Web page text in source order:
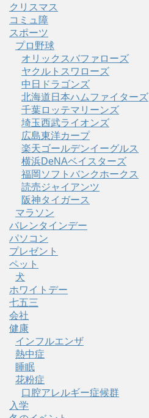
クリスマス
コミュ障
スポーツ
プロ野球
オリックスバファローズ
ヤクルトスワローズ
中日ドラゴンズ
北海道日本ハムファイターズ
千葉ロッテマリーンズ
埼玉西武ライオンズ
広島東洋カープ
楽天ゴールデンイーグルス
横浜DeNAベイスターズ
福岡ソフトバンクホークス
読売ジャイアンツ
阪神タイガース
マラソン
バレンタインデー
パソコン
プレゼント
ペット
犬
ホワイトデー
七五三
会社
健康
インフルエンザ
熱中症
睡眠
花粉症
口腔アレルギー症候群
入学